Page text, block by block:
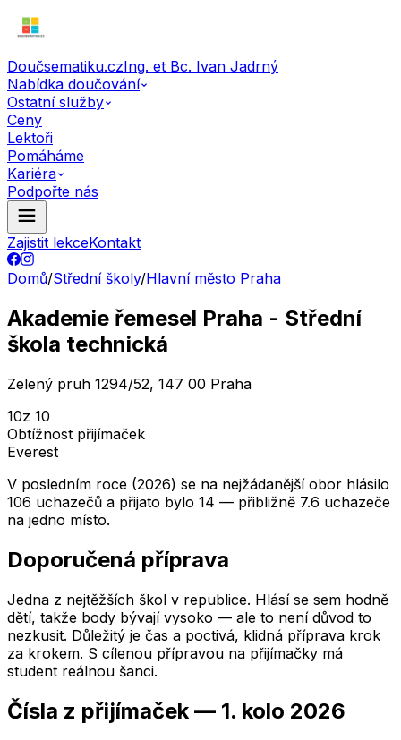
Doučsematiku.czIng. et Bc. Ivan Jadrný
Nabídka doučování
Ostatní služby
Ceny
Lektoři
Pomáháme
Kariéra
Podpořte nás
Zajistit lekceKontakt
Domů/Střední školy/Hlavní město Praha
Akademie řemesel Praha - Střední
škola technická
Zelený pruh 1294/52, 147 00 Praha
10z 10
Obtížnost přijímaček
Everest
V posledním roce (2026) se na nejžádanější obor hlásilo
106 uchazečů a přijato bylo 14 — přibližně 7.6 uchazeče
na jedno místo.
Doporučená příprava
Jedna z nejtěžších škol v republice. Hlásí se sem hodně
dětí, takže body bývají vysoko — ale to není důvod to
nezkusit. Důležitý je čas a poctivá, klidná příprava krok
za krokem. S cílenou přípravou na přijímačky má
student reálnou šanci.
Čísla z přijímaček — 1. kolo 2026